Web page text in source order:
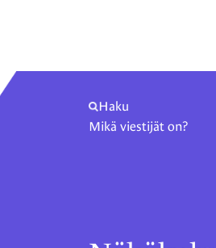
Haku
Mikä viestijät on?